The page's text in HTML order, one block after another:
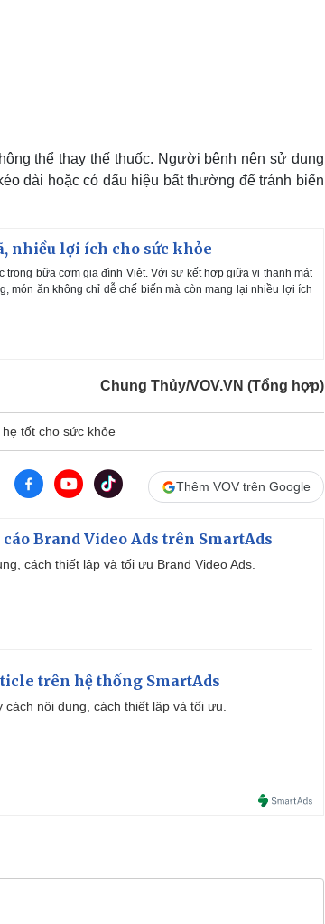
thể thay thế thuốc. Người bệnh nên sử dụng
dài hoặc có dấu hiệu bất thường để tránh biến
nhiều lợi ích cho sức khỏe
trong bữa cơm gia đình Việt. Với sự kết hợp giữa vị thanh mát
món ăn không chỉ dễ chế biến mà còn mang lại nhiều lợi ích
Chung Thủy/VOV.VN (Tổng hợp)
hẹ tốt cho sức khỏe
Thêm VOV trên Google
Brand Video Ads trên SmartAds
cách thiết lập và tối ưu Brand Video Ads.
trên hệ thống SmartAds
nội dung, cách thiết lập và tối ưu.